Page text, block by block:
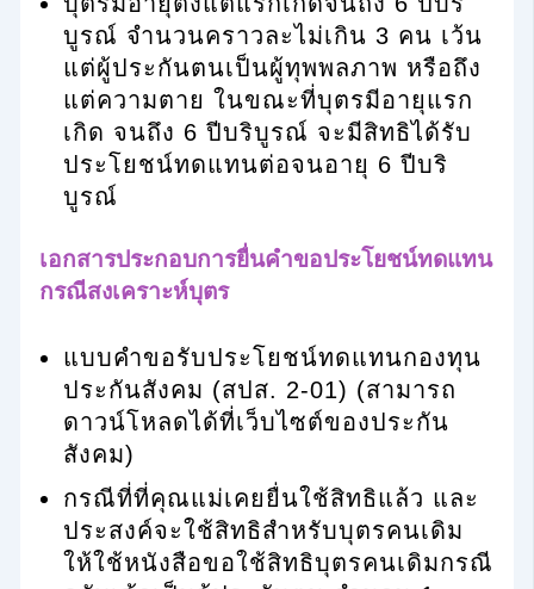
บูรณ์ จำนวนคราวละไม่เกิน 3 คน เว้น
แต่ผู้ประกันตนเป็นผู้ทุพพลภาพ หรือถึง
แต่ความตาย ในขณะที่บุตรมีอายุแรก
เกิด จนถึง 6 ปีบริบูรณ์ จะมีสิทธิได้รับ
ประโยชน์ทดแทนต่อจนอายุ 6 ปีบริ
บูรณ์
เอกสารประกอบการยื่นคำขอประโยชน์ทดแทน
กรณีสงเคราะห์บุตร
แบบคำขอรับประโยชน์ทดแทนกองทุน
ประกันสังคม (สปส. 2-01) (สามารถ
ดาวน์โหลดได้ที่เว็บไซต์ของประกัน
สังคม)
กรณีที่ที่คุณแม่เคยยื่นใช้สิทธิแล้ว และ
ประสงค์จะใช้สิทธิสำหรับบุตรคนเดิม
ให้ใช้หนังสือขอใช้สิทธิบุตรคนเดิมกรณี